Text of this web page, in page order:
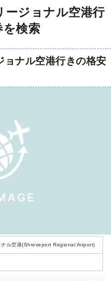
ージョナル空港行
を検索
ョナル空港行きの格安
ナル空港(Shreveport Regional Airport)